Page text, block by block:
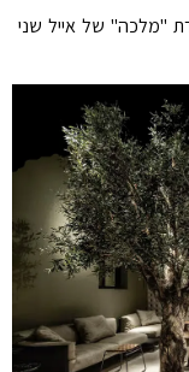
"מלכה" של אייל שני